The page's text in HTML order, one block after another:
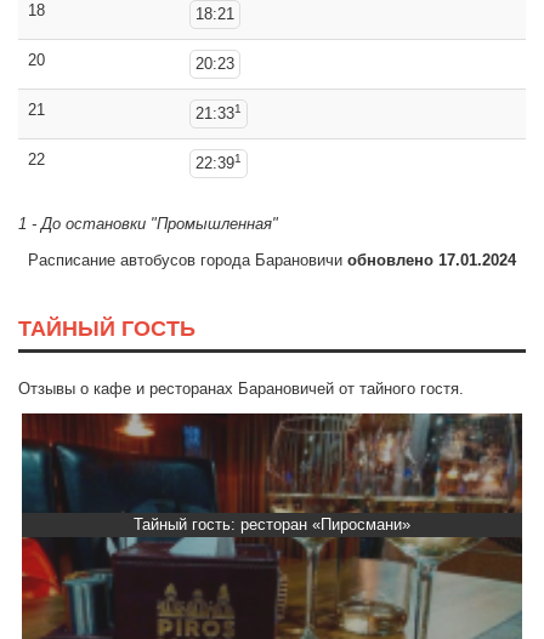
18 18:21
20 20:23
21 21:331
22 22:391
1 - До остановки "Промышленная"
Расписание автобусов города Барановичи обновлено 17.01.2024
ТАЙНЫЙ ГОСТЬ
Отзывы о кафе и ресторанах Барановичей от тайного гостя.
Тайный гость: ресторан «Пиросмани»